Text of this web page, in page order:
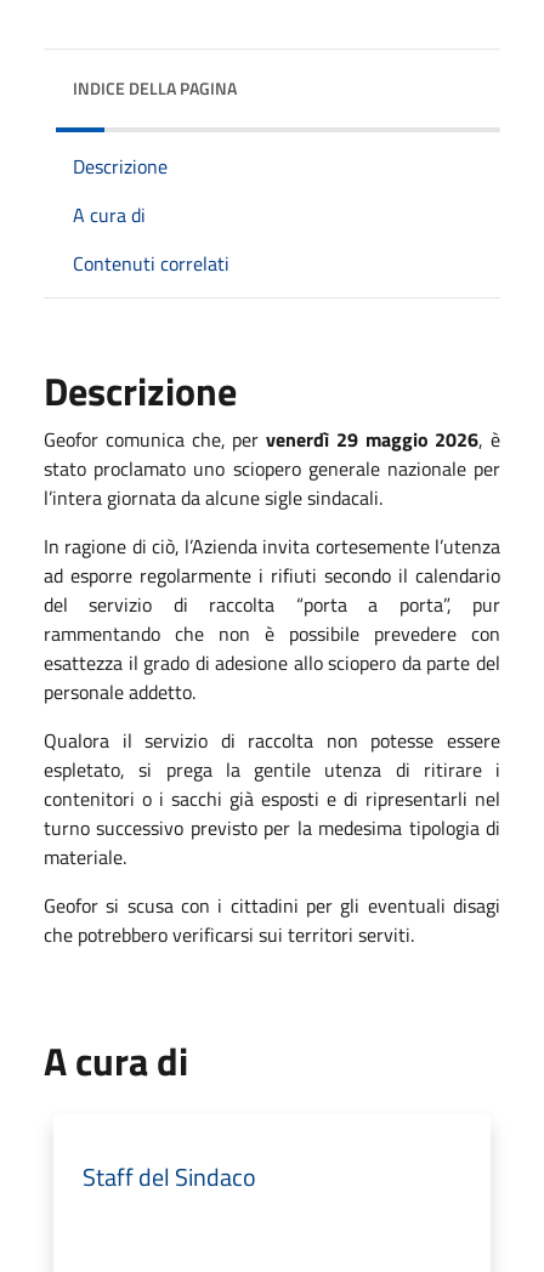
INDICE DELLA PAGINA
Descrizione
A cura di
Contenuti correlati
Descrizione
Geofor comunica che, per venerdì 29 maggio 2026, è
stato proclamato uno sciopero generale nazionale per
l’intera giornata da alcune sigle sindacali.
In ragione di ciò, l’Azienda invita cortesemente l’utenza
ad esporre regolarmente i rifiuti secondo il calendario
del servizio di raccolta “porta a porta”, pur
rammentando che non è possibile prevedere con
esattezza il grado di adesione allo sciopero da parte del
personale addetto.
Qualora il servizio di raccolta non potesse essere
espletato, si prega la gentile utenza di ritirare i
contenitori o i sacchi già esposti e di ripresentarli nel
turno successivo previsto per la medesima tipologia di
materiale.
Geofor si scusa con i cittadini per gli eventuali disagi
che potrebbero verificarsi sui territori serviti.
A cura di
Staff del Sindaco